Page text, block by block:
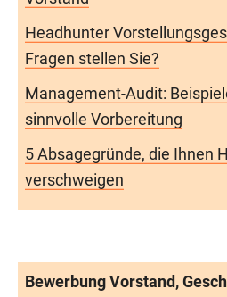
Headhunter
Fragen stellen Sie?
Management-Audit:
sinnvolle Vorbereitung
5 Absagegründe, die Ihnen
verschweigen
Bewerbung Vorstand,